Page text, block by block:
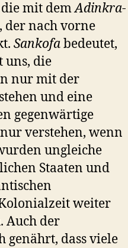
die mit demAdinkra-
der nach vorne
Sankofabedeutet,
uns, die
nur mit der
und eine
gegenwärtige
verstehen, wenn
ungleiche
Staaten und
weiter
Auch der
genährt, dass viele